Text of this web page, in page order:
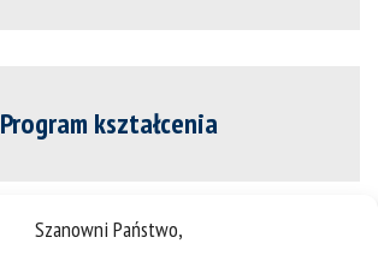
Szanowni Państwo,
Program kształcenia